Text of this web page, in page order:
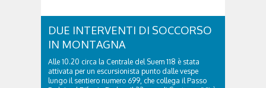
DUE INTERVENTI DI SOCCORSO
IN MONTAGNA
Alle 10.20 circa la Centrale del Suem 118 è stata
attivata per un escursionista punto dalle vespe
lungo il sentiero numero 699, che collega il Passo